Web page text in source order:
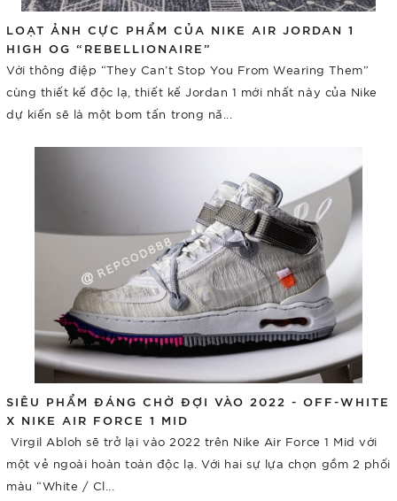
LOẠT ẢNH CỰC PHẨM CỦA NIKE AIR JORDAN 1
HIGH OG “REBELLIONAIRE”
Với thông điệp “They Can’t Stop You From Wearing Them”
cùng thiết kế độc lạ, thiết kế Jordan 1 mới nhất này của Nike
dự kiến sẽ là một bom tấn trong nă...
SIÊU PHẨM ĐÁNG CHỜ ĐỢI VÀO 2022 - OFF-WHITE
X NIKE AIR FORCE 1 MID
Virgil Abloh sẽ trở lại vào 2022 trên Nike Air Force 1 Mid với
một vẻ ngoài hoàn toàn độc lạ. Với hai sự lựa chọn gồm 2 phối
màu “White / Cl...